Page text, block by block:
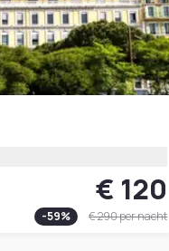
€ 120
-59% € 290per nacht